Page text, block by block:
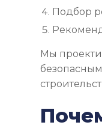
Подбор
Мы